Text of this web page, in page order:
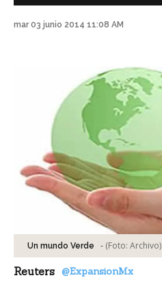
mar 03 junio 2014 11:08 AM
Un mundo Verde - (Foto: Archivo)
Reuters @ExpansionMx